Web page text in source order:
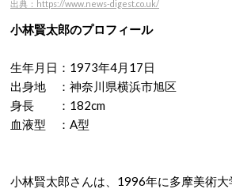
出典：https://www.news-digest.co.uk/
小林賢太郎のプロフィール
生年月日：1973年4月17日
出身地 ：神奈川県横浜市旭区
身長 ：182cm
血液型 ：A型
小林賢太郎さんは、1996年に多摩美術